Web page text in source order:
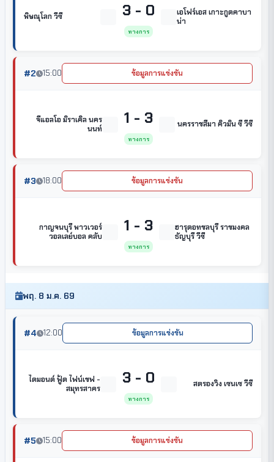
พิษณุโลก วีซี 3 - 0
ทางการ
เอโฟร์เอส เกาะกูดคาบา
น่า
#2 15:00 ข้อมูลการแข่งขัน
จีแอลโอ มิราเคิล นคร
นนท์
1 - 3
ทางการ
นครราชสีมา คิวมิน ซี วีซี
#3 18:00 ข้อมูลการแข่งขัน
กาญจนบุรี พาวเวอร์
วอลเลย์บอล คลับ
1 - 3
ทางการ
ฮารุดอทชลบุรี ราชมงคล
ธัญบุรี วีซี
พฤ. 8 ม.ค. 69
#4 12:00 ข้อมูลการแข่งขัน
ไดมอนด์ ฟู้ด ไฟน์เชฟ -
สมุทรสาคร
3 - 0
ทางการ
สตรองวิง เซนเซ วีซี
#5 15:00 ข้อมูลการแข่งขัน